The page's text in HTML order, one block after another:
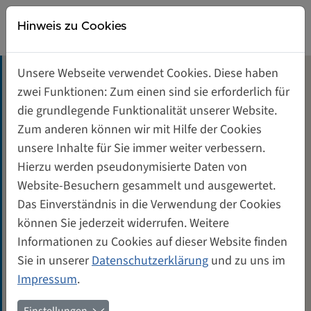
Direkt zur Hauptnavigation springen
Direkt zum Inhalt springen
Ute Schlegelmilch hatte ihre
Handwerker im Griff
Ute Schlegelmilch war als langjährige
Geschaftsführerin und Vertreterin der Bauherrin
WeiberWirtschaft dafür berüchtigt, dass sie eine
konstante und qualitativ wertvolle Arbeitsleistung der
Handwerker, notfalls eben auch am Wochenende und
am Abend, mit harten Worten zu beschleunigen und
mit süßem Backwerk zu vergüten pflegte. Wir haben sie
gebeten, mal zu überschlagen, wie viele Kuchen es
Gründerinnen- und Unternehmerinnenzentrum
Tagungsräume mieten
Unterstützung für Gründerinnen
Genossenschaft von und für Frauen
Kontakt
Hinweis zu Cookies
Unsere Webseite verwendet Cookies. Diese haben
zwei Funktionen: Zum einen sind sie erforderlich für
die grundlegende Funktionalität unserer Website.
Zum anderen können wir mit Hilfe der Cookies
unsere Inhalte für Sie immer weiter verbessern.
Hierzu werden pseudonymisierte Daten von
Website-Besuchern gesammelt und ausgewertet.
Das Einverständnis in die Verwendung der Cookies
können Sie jederzeit widerrufen. Weitere
Informationen zu Cookies auf dieser Website finden
Sie in unsererDatenschutzerklärung und zu uns im
Impressum.